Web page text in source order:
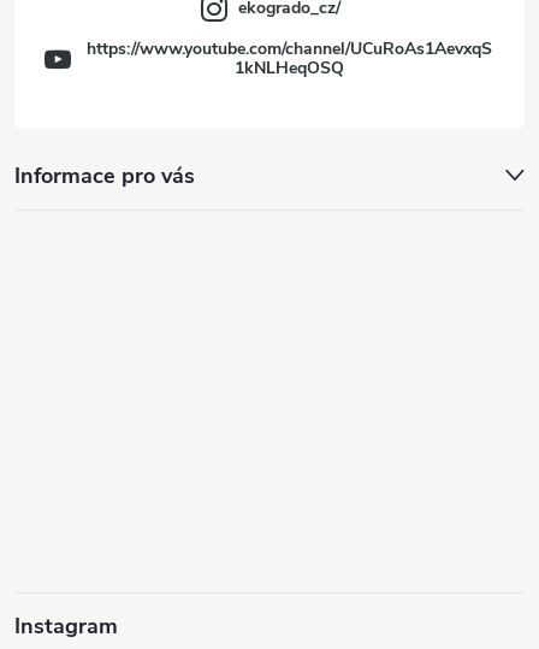
Informace pro vás
ekogrado_cz/
https://www.youtube.com/channel/UCuRoAs1AevxqS
1kNLHeqOSQ
Instagram